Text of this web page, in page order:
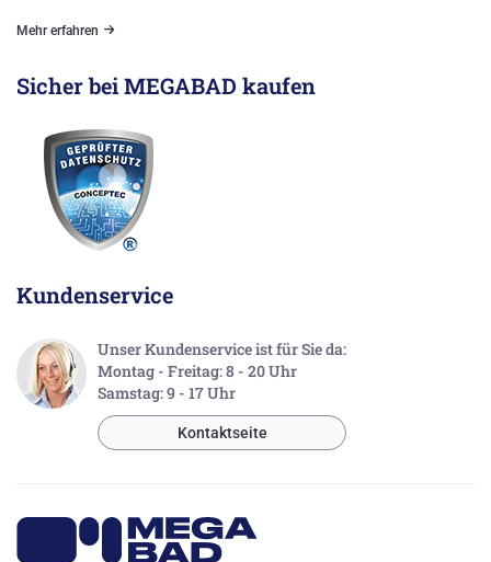
Mehr erfahren
Sicher bei MEGABAD kaufen
Kundenservice
Unser Kundenservice ist für Sie da:
Montag - Freitag: 8 - 20 Uhr
Samstag: 9 - 17 Uhr
Kontaktseite